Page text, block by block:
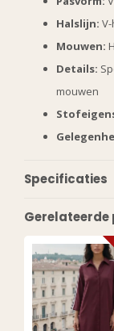
Halslijn:
Mouwen:
Details:
mouwen
Specificaties